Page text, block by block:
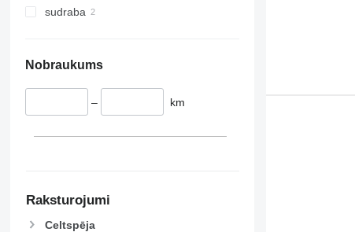
sudraba
Nobraukums
– km
Raksturojumi
Celtspēja